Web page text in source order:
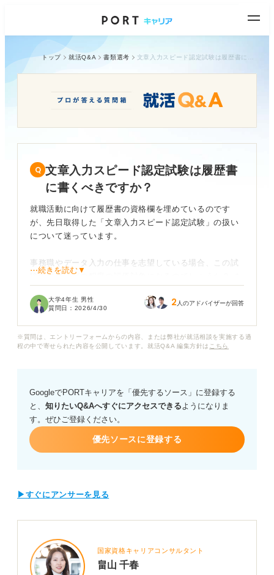
トップ 就活Q&A 書類選考
文章入力スピード認定試験は履歴書
に書くべきですか？
就職活動に向けて履歴書の資格欄を埋めているのです
が、先日取得した「文章入力スピード認定試験」の扱い
について迷っています。
事務職やデータ入力の仕事を志望している場合、この試
験の結果はどの程度の評価対象になるのでしょうか？ ま
ルがある」として自信を持って履歴書に記載しても良い
もし記載する場合資格欄には正式名称でどのように書け
この試験の企業側からの認知度や、タイピングスキルを
客観的な武器として最大限に活用するためのアピール方
法についてアドバイスをお願いします。
⋯続きを読む▼
大学4年生 男性
質問日： 2026/4/30 2 人のアドバイザーが回答
※質問は、エントリーフォームからの内容、または弊社が就活相談を実施する過
程の中で寄せられた内容を公開しています。就活Q&A 編集方針は こちら
GoogleでPORTキャリアを「優先するソース」に登録する
と、 知りたいQ&Aへすぐにアクセスできるようになりま
す。ぜひご登録ください。
優先ソースに登録する
▶すぐにアンサーを見る
国家資格キャリアコンサルタント
畠山 千春